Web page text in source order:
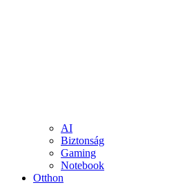
AI
Biztonság
Gaming
Notebook
Otthon